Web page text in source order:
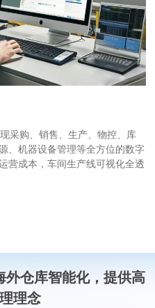
采购、销售、生产、物控、库
、机器设备管理等全方位的数字
营成本，车间生产线可视化全透
外仓库智能化，提供高
理念